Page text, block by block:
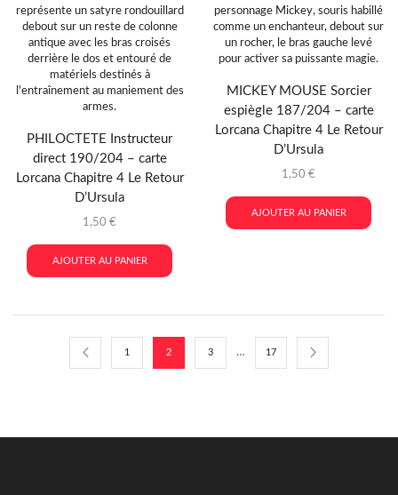
PHILOCTETE Instructeur
direct 190/204 – carte
Lorcana Chapitre 4 Le Retour
D’Ursula
1,50 €
AJOUTER AU PANIER
MICKEY MOUSE Sorcier
espiègle 187/204 – carte
Lorcana Chapitre 4 Le Retour
D’Ursula
1,50 €
AJOUTER AU PANIER
1 2 3 … 17